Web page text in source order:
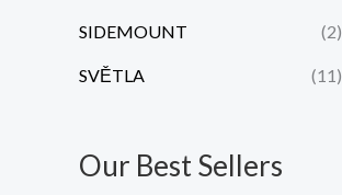
SIDEMOUNT (2)
SVĚTLA (11)
Our Best Sellers